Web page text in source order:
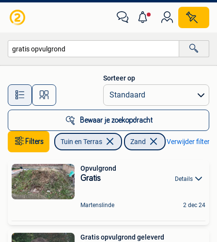
Alle afstanden…
Sorteer op
Bewaar je zoekopdracht
Filters Tuin en Terras Zand Verwijder filters
Opvulgrond
Gratis Details
Martenslinde 2 dec 24
Gratis opvulgrond geleverd